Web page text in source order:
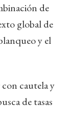
de
global de
y el
cautela y
de tasas